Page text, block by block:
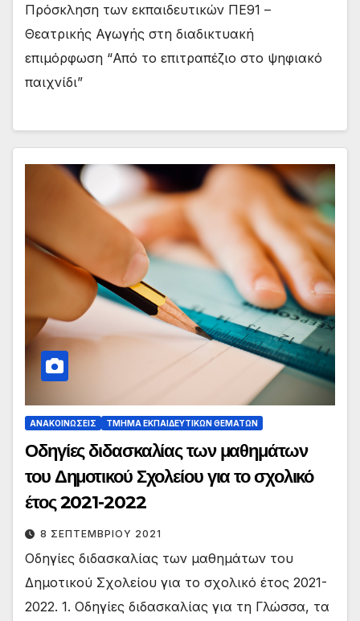
Πρόσκληση των εκπαιδευτικών ΠΕ91 –
Θεατρικής Αγωγής στη διαδικτυακή
επιμόρφωση “Από το επιτραπέζιο στο ψηφιακό
παιχνίδι”
ΑΝΑΚΟΙΝΏΣΕΙΣ ΤΜΉΜΑ ΕΚΠΑΙΔΕΥΤΙΚΏΝ ΘΕΜΆΤΩΝ
Οδηγίες διδασκαλίας των μαθημάτων
του Δημοτικού Σχολείου για το σχολικό
έτος 2021-2022
8 ΣΕΠΤΕΜΒΡΊΟΥ 2021
Οδηγίες διδασκαλίας των μαθημάτων του
Δημοτικού Σχολείου για το σχολικό έτος 2021-
2022. 1. Οδηγίες διδασκαλίας για τη Γλώσσα, τα